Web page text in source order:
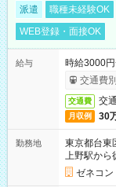
派遣 職種未経験OK
WEB登録・面接OK
給与
時給3000
交通費
交通費 交
月収例 30
勤務地
東京都台東
上野駅から
ゼネコン